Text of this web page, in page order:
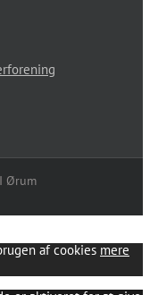
Ørum
af cookies mere